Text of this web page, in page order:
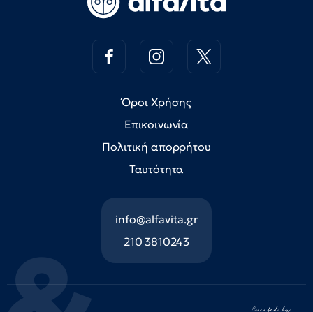
Όροι Χρήσης
Επικοινωνία
Πολιτική απορρήτου
Ταυτότητα
info@alfavita.gr
210 3810243